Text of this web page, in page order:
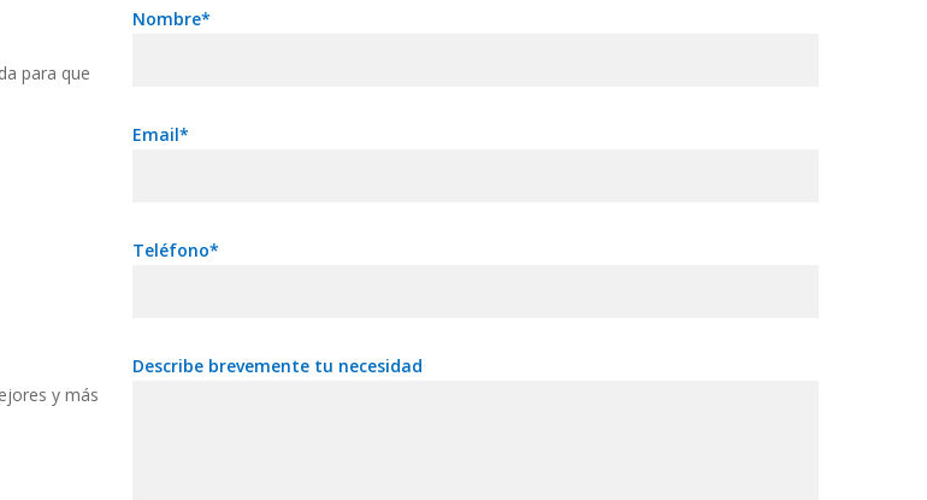
para que
y más
Nombre*
Email*
Teléfono*
Describe brevemente tu necesidad